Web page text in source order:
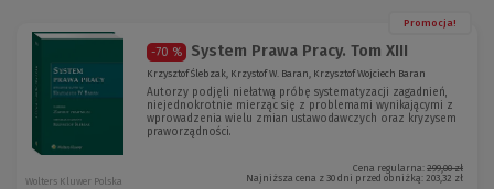
Promocja!
-70 % System Prawa Pracy. Tom XIII
Krzysztof Ślebzak, Krzystof W. Baran, Krzysztof Wojciech Baran
Autorzy podjęli niełatwą próbę systematyzacji zagadnień,
niejednokrotnie mierząc się z problemami wynikającymi z
wprowadzenia wielu zmian ustawodawczych oraz kryzysem
praworządności.
Cena regularna: 299,00 zł
Najniższa cena z 30 dni przed obniżką: 203,32 zł
Wolters Kluwer Polska